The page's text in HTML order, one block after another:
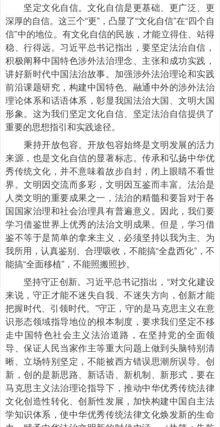
坚定文化自信。文化自信是更基础、更广泛、更
深厚的自信。这三个“更”，凸显了“文化自信”在“四个自
信”中的地位。有文化自信的民族，才能立得住、站得
稳、行得远。习近平总书记指出，要坚定法治自信，
积极阐释中国特色涉外法治理念、主张和成功实践，
讲好新时代中国法治故事。加强涉外法治理论和实践
前沿课题研究，构建中国特色、融通中外的涉外法治
理论体系和话语体系，彰显我国法治大国、文明大国
形象。这为我们坚定文化自信、坚定法治自信提供了
重要的思想指引和实践途径。
秉持开放包容。开放包容始终是文明发展的活力
来源，也是文化自信的显著标志。传承和弘扬中华优
秀传统文化，并不意味着故步自封，闭上眼睛不看世
界。文明因交流而多彩，文明因互鉴而丰富。法治是
人类文明的重要成果之一，法治的精髓和要旨对于各
国国家治理和社会治理具有普遍意义。因此，我们要
学习借鉴世界上优秀的法治文明成果。但是，学习借
鉴不等于是简单的拿来主义，必须坚持以我为主、为
我所用，认真鉴别、合理吸收，不能搞“全盘西化”，不
能搞“全面移植”，不能照搬照抄。
坚持守正创新。习近平总书记指出，“对文化建设
来说，守正才能不迷失自我、不迷失方向，创新才能
把握时代、引领时代。”守正，守的是马克思主义在意
识形态领域指导地位的根本制度，要求我们坚定不移
走中国特色社会主义法治道路，在坚持党的全面领
导、保证人民当家作主等重大问题上做到头脑特别清
晰、立场特别坚定，不能被西方错误思潮所误导。创
新，创的是新思路、新话语、新机制、新形式，要在
马克思主义法治理论指导下，推动中华优秀传统法律
文化创造性转化、创新性发展，加快构建中国自主法
学知识体系，使中华优秀传统法律文化焕发新的生命